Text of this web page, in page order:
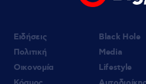
Ειδήσεις
Πολιτική
Οικονομία
Black Hole
Media
Lifestyle